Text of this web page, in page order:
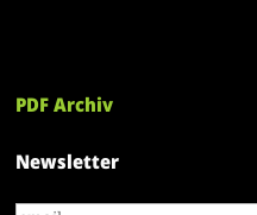
PDF Archiv
Newsletter